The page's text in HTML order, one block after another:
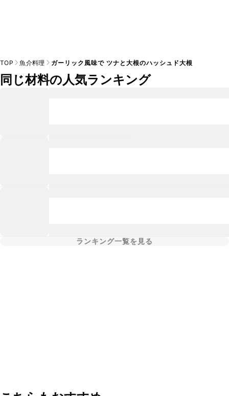
TOP 魚介料理 ガーリック風味で ツナと大根のハッシュド大根
同じ材料の人気ランキング
ランキング一覧を見る